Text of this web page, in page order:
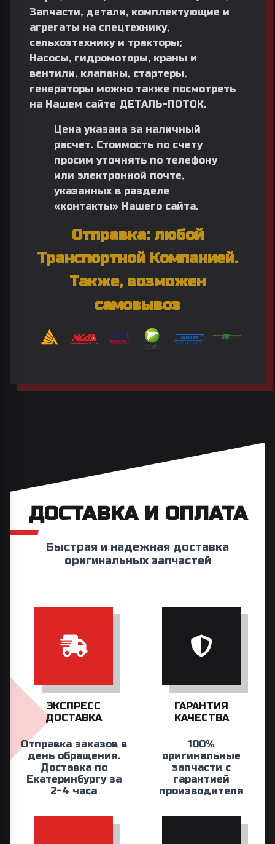
Запчасти, детали, комплектующие и
агрегаты на спецтехнику,
сельхозтехнику и тракторы;
Насосы, гидромоторы, краны и
вентили, клапаны, стартеры,
генераторы можно также посмотреть
на Нашем сайте ДЕТАЛЬ-ПОТОК.
Цена указана за наличный
расчет. Стоимость по счету
просим уточнять по телефону
или электронной почте,
указанных в разделе
«контакты» Нашего сайта.
Отправка: любой
Транспортной Компанией.
Также, возможен
самовывоз
ДОСТАВКА И ОПЛАТА
Быстрая и надежная доставка
оригинальных запчастей
ЭКСПРЕСС
ДОСТАВКА
Отправка заказов в
день обращения.
Доставка по
Екатеринбургу за
2-4 часа
ГАРАНТИЯ
КАЧЕСТВА
100%
оригинальные
запчасти с
гарантией
производителя